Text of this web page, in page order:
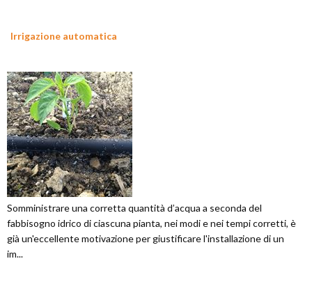
Irrigazione automatica
Somministrare una corretta quantità d’acqua a seconda del
fabbisogno idrico di ciascuna pianta, nei modi e nei tempi corretti, è
già un'eccellente motivazione per giustificare l'installazione di un
im...